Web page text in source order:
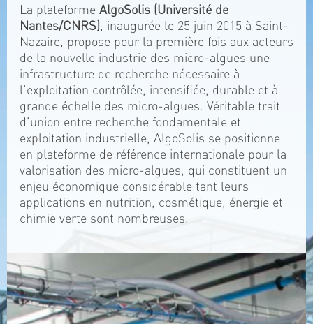
La plateforme AlgoSolis (Université de
Nantes/CNRS), inaugurée le 25 juin 2015 à Saint-
Nazaire, propose pour la première fois aux acteurs
de la nouvelle industrie des micro-algues une
infrastructure de recherche nécessaire à
l'exploitation contrôlée, intensifiée, durable et à
grande échelle des micro-algues. Véritable trait
d'union entre recherche fondamentale et
exploitation industrielle, AlgoSolis se positionne
en plateforme de référence internationale pour la
valorisation des micro-algues, qui constituent un
enjeu économique considérable tant leurs
applications en nutrition, cosmétique, énergie et
chimie verte sont nombreuses.